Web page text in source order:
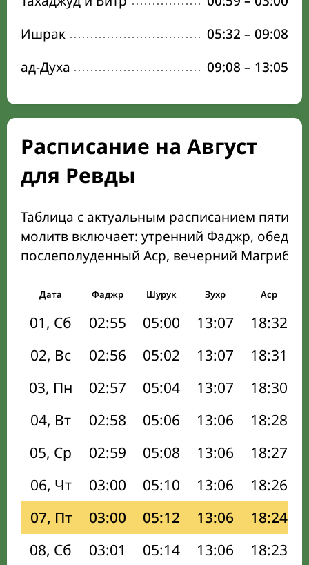
Ишрак
05:32 – 09:08
ад-Духа
09:08 – 13:05
Расписание на Август
для Ревды
Таблица с актуальным расписанием пяти
молитв включает: утренний Фаджр,
послеполуденный Аср, вечерний Магриб
Дата Фаджр Шурук Зухр Аср
01, Сб 02:55 05:00 13:07 18:32
02, Вс
02:56 05:02 13:07 18:31
03, Пн
02:57 05:04 13:07 18:30
04, Вт
02:58 05:06 13:06 18:28
05, Ср
02:59 05:08 13:06 18:27
06, Чт
03:00 05:10 13:06 18:26
07, Пт
03:00 05:12 13:06 18:24
08, Сб
03:01 05:14 13:06 18:23